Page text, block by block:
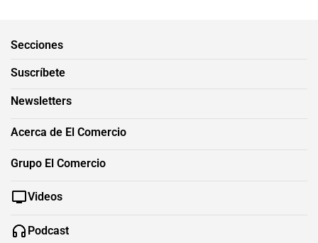
Secciones
Suscríbete
Newsletters
Acerca de El Comercio
Grupo El Comercio
Videos
Podcast